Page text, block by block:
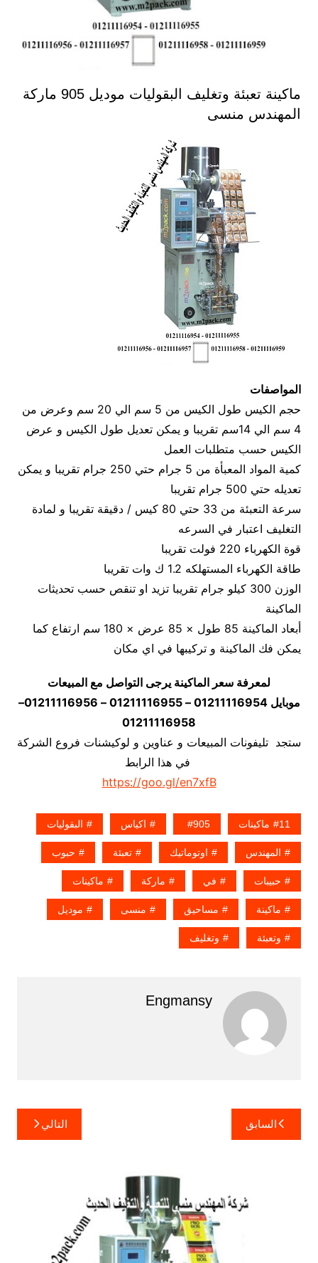
ماكينة تعبئة وتغليف البقوليات موديل 905 ماركة
المهندس منسى
المواصفات
حجم الكيس طول الكيس من 5 سم الي 20 سم وعرض من
4 سم الي 14سم تقريبا و يمكن تعديل طول الكيس و عرض
الكيس حسب متطلبات العمل
كمية المواد المعبأة من 5 جرام حتي 250 جرام تقريبا و يمكن
تعديله حتي 500 جرام تقريبا
سرعة التعبئة من 33 حتي 80 كيس / دقيقة تقريبا و لمادة
التغليف اعتبار في السرعه
قوة الكهرباء 220 فولت تقريبا
طاقة الكهرباء المستهلكه 1.2 ك وات تقريبا
الوزن 300 كيلو جرام تقريبا تزيد او تنقص حسب تحديثات
الماكينة
أبعاد الماكينة 85 طول × 85 عرض × 180 سم ارتفاع كما
يمكن فك الماكينة و تركيبها في اي مكان
لمعرفة سعر الماكينة يرجى التواصل مع المبيعات
موبايل 01211116954 – 01211116955 – 01211116956–
01211116958
ستجد تليفونات المبيعات و عناوين و لوكيشنات فروع الشركة
في هذا الرابط
https://goo.gl/en7xfB
11ماكينات 905 اكياس البقوليات
المهندس اوتوماتيك تعبئة حبوب
حبيبات في ماركة ماكينات
ماكينة مساحيق منسى موديل
وتعبئة وتغليف
Engmansy
تصفّح
المقالات
السابق التالي